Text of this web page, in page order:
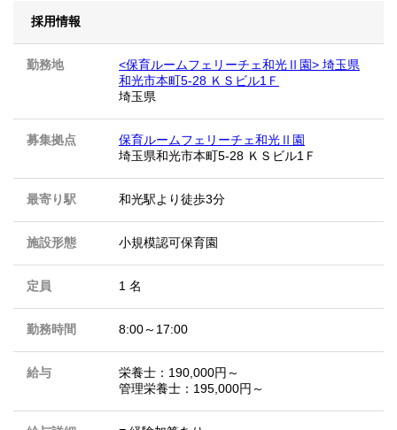
採用情報
勤務地
<保育ルームフェリーチェ和光Ⅱ園> 埼玉県
和光市本町5-28 ＫＳビル1Ｆ
埼玉県
募集拠点
保育ルームフェリーチェ和光Ⅱ園
埼玉県和光市本町5-28 ＫＳビル1Ｆ
最寄り駅 和光駅より徒歩3分
施設形態 小規模認可保育園
定員 1 名
勤務時間 8:00～17:00
給与
栄養士：190,000円～
管理栄養士：195,000円～